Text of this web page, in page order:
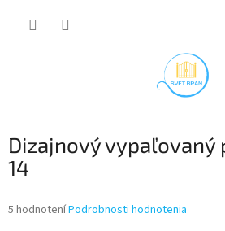
Dizajnový vypaľovaný
14
Priemerné
5 hodnoteníPodrobnosti hodnotenia